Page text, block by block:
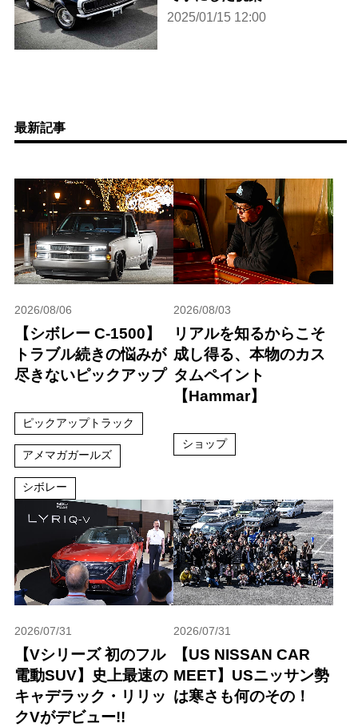
2025/01/15 12:00
最新記事
2026/08/06
【シボレー C-1500】
トラブル続きの悩みが
尽きないピックアップ
ピックアップトラック
アメマガガールズ
シボレー
2026/08/03
リアルを知るからこそ
成し得る、本物のカス
タムペイント
【Hammar】
ショップ
2026/07/31
【Vシリーズ 初のフル
電動SUV】史上最速の
キャデラック・リリッ
クVがデビュー!!
2026/07/31
【US NISSAN CAR
MEET】USニッサン勢
は寒さも何のその！